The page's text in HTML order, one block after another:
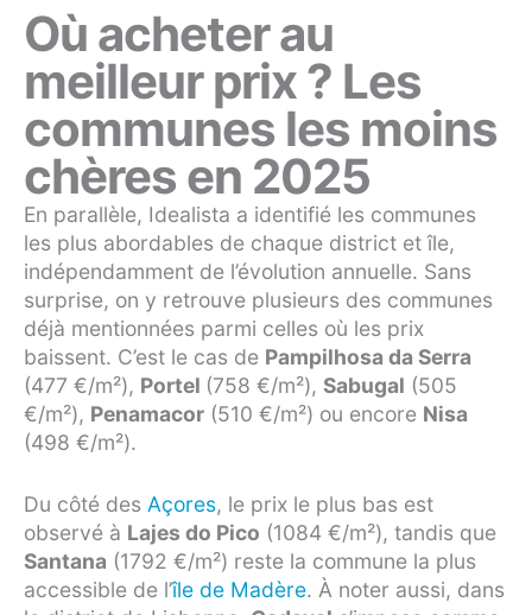
Où acheter au
meilleur prix ? Les
communes les moins
chères en 2025
En parallèle, Idealista a identifié les communes
les plus abordables de chaque district et île,
indépendamment de l’évolution annuelle. Sans
surprise, on y retrouve plusieurs des communes
déjà mentionnées parmi celles où les prix
baissent. C’est le cas de Pampilhosa da Serra
(477 €/m²), Portel (758 €/m²), Sabugal (505
€/m²), Penamacor (510 €/m²) ou encore Nisa
(498 €/m²).
Du côté des Açores, le prix le plus bas est
observé à Lajes do Pico (1084 €/m²), tandis que
Santana (1792 €/m²) reste la commune la plus
accessible de l’île de Madère. À noter aussi, dans